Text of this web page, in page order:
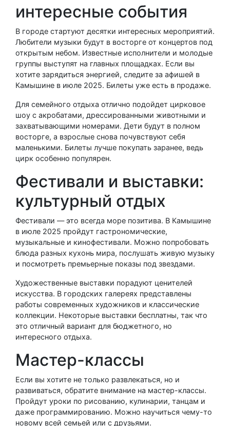
интересные события
В городе стартуют десятки интересных мероприятий.
Любители музыки будут в восторге от концертов под
открытым небом. Известные исполнители и молодые
группы выступят на главных площадках. Если вы
хотите зарядиться энергией, следите за афишей в
Камышине в июле 2025. Билеты уже есть в продаже.
Для семейного отдыха отлично подойдет цирковое
шоу с акробатами, дрессированными животными и
захватывающими номерами. Дети будут в полном
восторге, а взрослые снова почувствуют себя
маленькими. Билеты лучше покупать заранее, ведь
цирк особенно популярен.
Фестивали и выставки:
культурный отдых
Фестивали — это всегда море позитива. В Камышине
в июле 2025 пройдут гастрономические,
музыкальные и кинофестивали. Можно попробовать
блюда разных кухонь мира, послушать живую музыку
и посмотреть премьерные показы под звездами.
Художественные выставки порадуют ценителей
искусства. В городских галереях представлены
работы современных художников и классические
коллекции. Некоторые выставки бесплатны, так что
это отличный вариант для бюджетного, но
интересного отдыха.
Мастер-классы
Если вы хотите не только развлекаться, но и
развиваться, обратите внимание на мастер-классы.
Пройдут уроки по рисованию, кулинарии, танцам и
даже программированию. Можно научиться чему-то
новому всей семьей или с друзьями.